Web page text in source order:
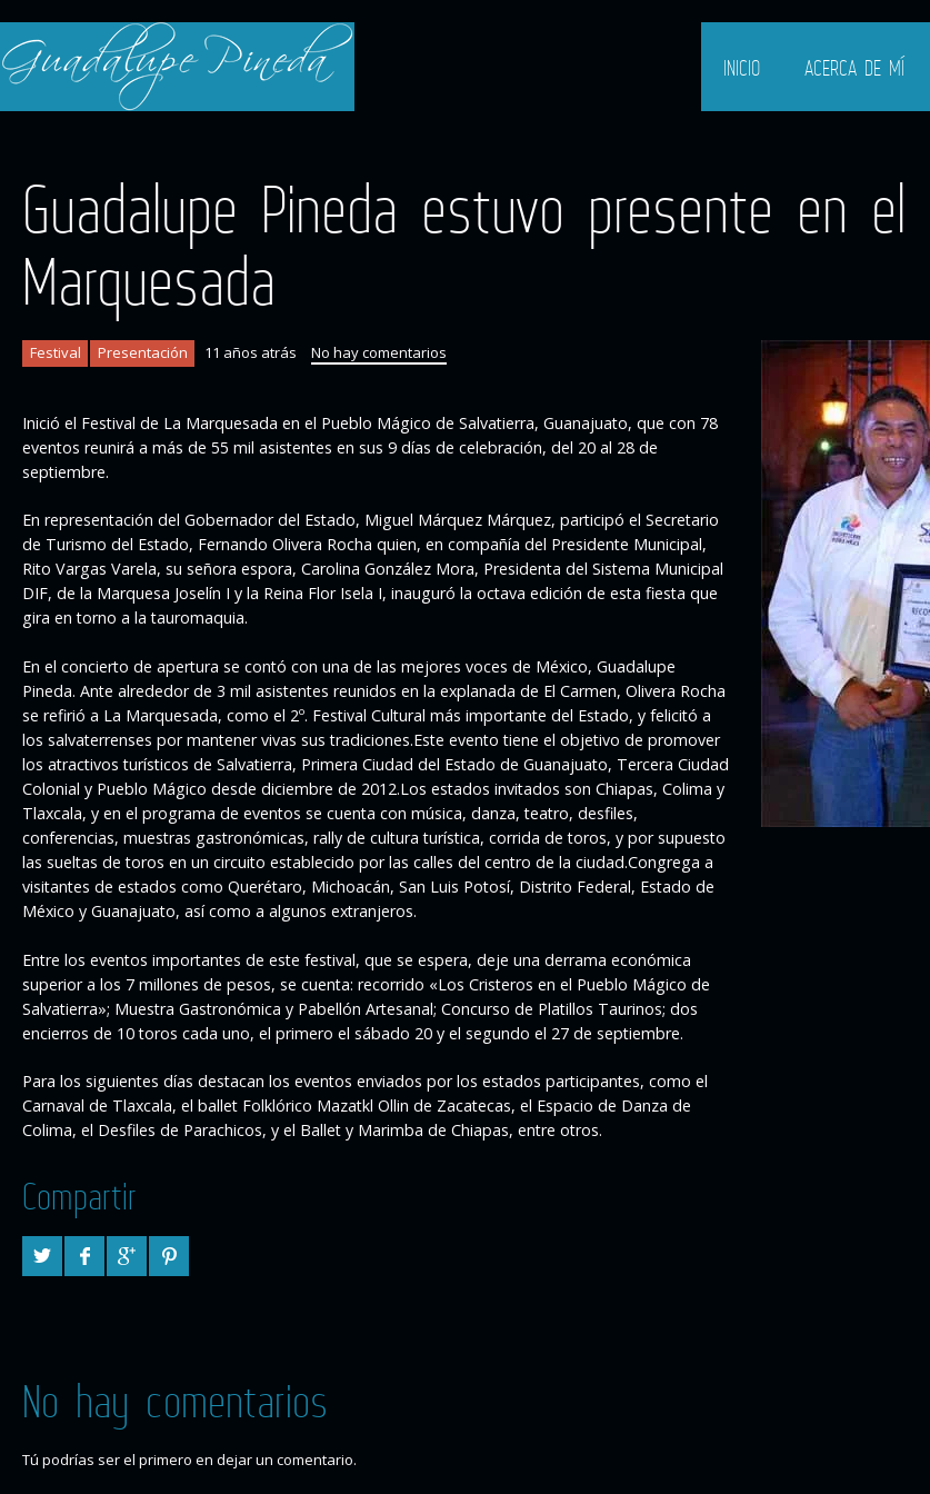
INICIO ACERCA DE MÍ
Guadalupe Pineda estuvo presente en
Marquesada
Festival Presentación 11 años atrás No hay comentarios
Inició el Festival de La Marquesada en el Pueblo Mágico de Salvatierra, Guanajuato, que con 78
eventos reunirá a más de 55 mil asistentes en sus 9 días de celebración, del 20 al 28 de
septiembre.
En representación del Gobernador del Estado, Miguel Márquez Márquez, participó el Secretario
de Turismo del Estado, Fernando Olivera Rocha quien, en compañía del Presidente Municipal,
Rito Vargas Varela, su señora espora, Carolina González Mora, Presidenta del Sistema Municipal
DIF, de la Marquesa Joselín I y la Reina Flor Isela I, inauguró la octava edición de esta fiesta que
gira en torno a la tauromaquia.
En el concierto de apertura se contó con una de las mejores voces de México, Guadalupe
Pineda. Ante alrededor de 3 mil asistentes reunidos en la explanada de El Carmen, Olivera Rocha
se refirió a La Marquesada, como el 2º. Festival Cultural más importante del Estado, y felicitó a
los salvaterrenses por mantener vivas sus tradiciones.Este evento tiene el objetivo de promover
los atractivos turísticos de Salvatierra, Primera Ciudad del Estado de Guanajuato, Tercera Ciudad
Colonial y Pueblo Mágico desde diciembre de 2012.Los estados invitados son Chiapas, Colima y
Tlaxcala, y en el programa de eventos se cuenta con música, danza, teatro, desfiles,
conferencias, muestras gastronómicas, rally de cultura turística, corrida de toros, y por supuesto
las sueltas de toros en un circuito establecido por las calles del centro de la ciudad.Congrega a
visitantes de estados como Querétaro, Michoacán, San Luis Potosí, Distrito Federal, Estado de
México y Guanajuato, así como a algunos extranjeros.
Entre los eventos importantes de este festival, que se espera, deje una derrama económica
superior a los 7 millones de pesos, se cuenta: recorrido «Los Cristeros en el Pueblo Mágico de
Salvatierra»; Muestra Gastronómica y Pabellón Artesanal; Concurso de Platillos Taurinos; dos
encierros de 10 toros cada uno, el primero el sábado 20 y el segundo el 27 de septiembre.
Para los siguientes días destacan los eventos enviados por los estados participantes, como el
Carnaval de Tlaxcala, el ballet Folklórico Mazatkl Ollin de Zacatecas, el Espacio de Danza de
Colima, el Desfiles de Parachicos, y el Ballet y Marimba de Chiapas, entre otros.
Compartir
No hay comentarios
Tú podrías ser el primero en dejar un comentario.